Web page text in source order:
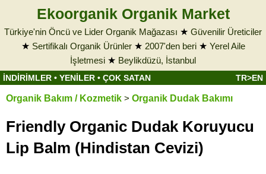
Ekoorganik Organik Market
Türkiye'nin Öncü ve Lider Organik Mağazası ★ Güvenilir Üreticiler
★ Sertifikalı Organik Ürünler★ 2007'den beri★ Yerel Aile
İşletmesi ★ Beylikdüzü, İstanbul
İNDİRİMLER • YENİLER • ÇOK SATAN TR>EN
Organik Bakım / Kozmetik > Organik Dudak Bakımı
Friendly Organic Dudak Koruyucu
Lip Balm (Hindistan Cevizi)